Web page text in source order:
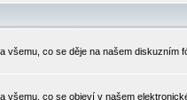
všemu, co se děje na našem diskuzním
všemu, co se objeví v našem